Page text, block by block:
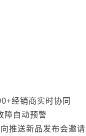
经销商实时协同
障自动预警
推送新品发布会邀请